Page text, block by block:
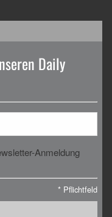
Daily
Anmeldung
* Pflichtfeld